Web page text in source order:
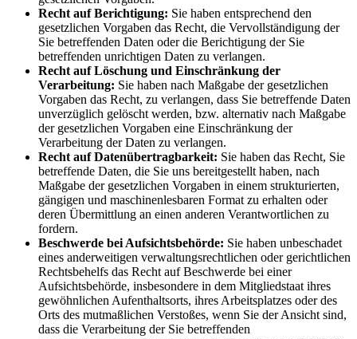
Recht auf Berichtigung: Sie haben entsprechend den
gesetzlichen Vorgaben das Recht, die Vervollständigung der
Sie betreffenden Daten oder die Berichtigung der Sie
betreffenden unrichtigen Daten zu verlangen.
Recht auf Löschung und Einschränkung der
Verarbeitung: Sie haben nach Maßgabe der gesetzlichen
Vorgaben das Recht, zu verlangen, dass Sie betreffende Daten
unverzüglich gelöscht werden, bzw. alternativ nach Maßgabe
der gesetzlichen Vorgaben eine Einschränkung der
Verarbeitung der Daten zu verlangen.
Recht auf Datenübertragbarkeit: Sie haben das Recht, Sie
betreffende Daten, die Sie uns bereitgestellt haben, nach
Maßgabe der gesetzlichen Vorgaben in einem strukturierten,
gängigen und maschinenlesbaren Format zu erhalten oder
deren Übermittlung an einen anderen Verantwortlichen zu
fordern.
Beschwerde bei Aufsichtsbehörde: Sie haben unbeschadet
eines anderweitigen verwaltungsrechtlichen oder gerichtlichen
Rechtsbehelfs das Recht auf Beschwerde bei einer
Aufsichtsbehörde, insbesondere in dem Mitgliedstaat ihres
gewöhnlichen Aufenthaltsorts, ihres Arbeitsplatzes oder des
Orts des mutmaßlichen Verstoßes, wenn Sie der Ansicht sind,
dass die Verarbeitung der Sie betreffenden